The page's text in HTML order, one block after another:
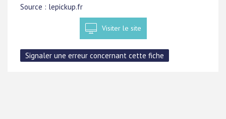
Source : lepickup.fr
Visiter le site